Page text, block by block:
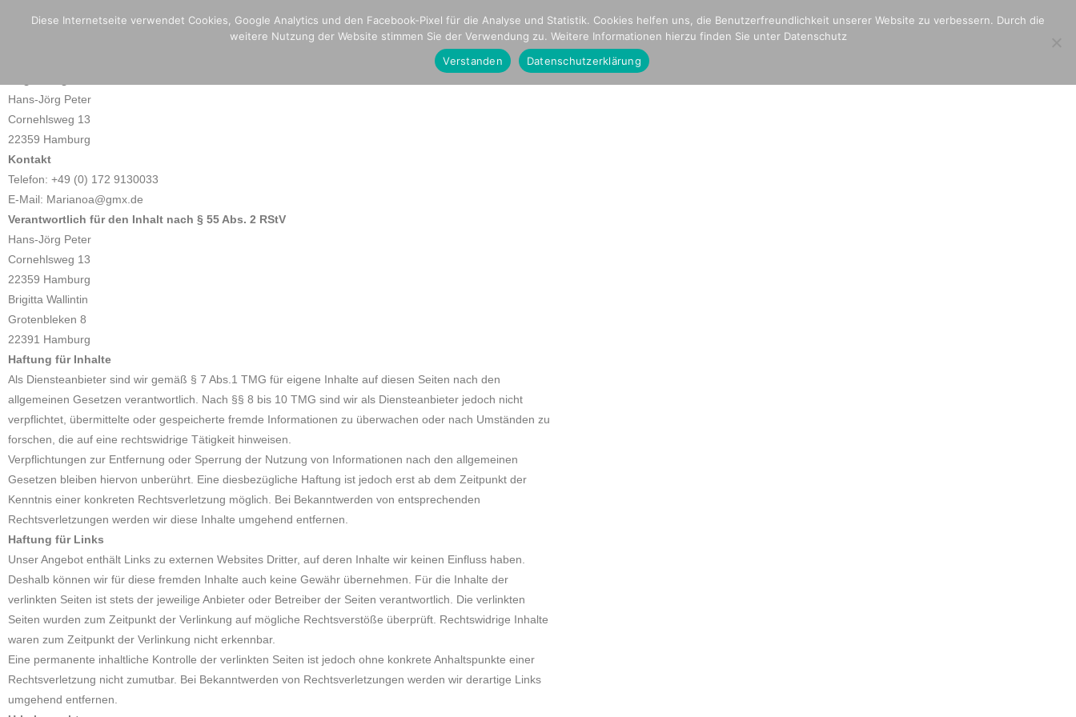
Hans-Jörg Peter
Cornehlsweg 13
22359 Hamburg
Kontakt
Telefon: +49 (0) 172 9130033
E-Mail: Marianoa@gmx.de
Verantwortlich für den Inhalt nach § 55 Abs. 2 RStV
Hans-Jörg Peter
Cornehlsweg 13
22359 Hamburg
Brigitta Wallintin
Grotenbleken 8
22391 Hamburg
Haftung für Inhalte
Als Diensteanbieter sind wir gemäß § 7 Abs.1 TMG für eigene Inhalte auf diesen Seiten nach den
allgemeinen Gesetzen verantwortlich. Nach §§ 8 bis 10 TMG sind wir als Diensteanbieter jedoch nicht
verpflichtet, übermittelte oder gespeicherte fremde Informationen zu überwachen oder nach Umständen zu
forschen, die auf eine rechtswidrige Tätigkeit hinweisen.
Verpflichtungen zur Entfernung oder Sperrung der Nutzung von Informationen nach den allgemeinen
Gesetzen bleiben hiervon unberührt. Eine diesbezügliche Haftung ist jedoch erst ab dem Zeitpunkt der
Kenntnis einer konkreten Rechtsverletzung möglich. Bei Bekanntwerden von entsprechenden
Rechtsverletzungen werden wir diese Inhalte umgehend entfernen.
Haftung für Links
Unser Angebot enthält Links zu externen Websites Dritter, auf deren Inhalte wir keinen Einfluss haben.
Deshalb können wir für diese fremden Inhalte auch keine Gewähr übernehmen. Für die Inhalte der
verlinkten Seiten ist stets der jeweilige Anbieter oder Betreiber der Seiten verantwortlich. Die verlinkten
Seiten wurden zum Zeitpunkt der Verlinkung auf mögliche Rechtsverstöße überprüft. Rechtswidrige Inhalte
waren zum Zeitpunkt der Verlinkung nicht erkennbar.
Eine permanente inhaltliche Kontrolle der verlinkten Seiten ist jedoch ohne konkrete Anhaltspunkte einer
Rechtsverletzung nicht zumutbar. Bei Bekanntwerden von Rechtsverletzungen werden wir derartige Links
umgehend entfernen.
Diese Internetseite verwendet Cookies, Google Analytics und den Facebook-Pixel für die Analyse und Statistik. Cookies helfen uns, die Benutzerfreundlichkeit unserer Website zu verbessern. Durch die
weitere Nutzung der Website stimmen Sie der Verwendung zu. Weitere Informationen hierzu finden Sie unter Datenschutz
Verstanden
Datenschutzerklärung